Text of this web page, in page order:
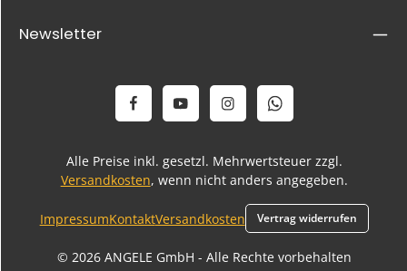
Newsletter
Alle Preise inkl. gesetzl. Mehrwertsteuer zzgl.
Versandkosten, wenn nicht anders angegeben.
© 2026 ANGELE GmbH - Alle Rechte vorbehalten
ImpressumKontaktVersandkosten Vertrag widerrufen